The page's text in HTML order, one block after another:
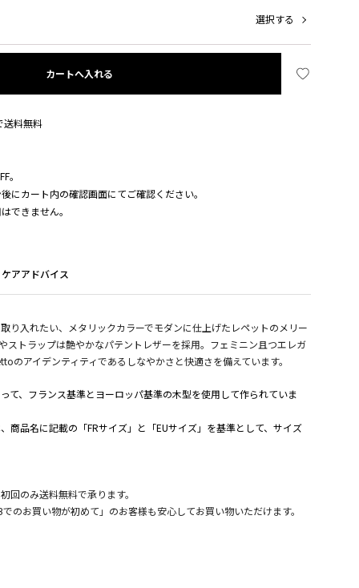
選択する
カートへ入れる
送料無料
。
にカート内の確認画面にてご確認ください。
できません。
ケアアドバイス
り入れたい、メタリックカラーでモダンに仕上げたレペットのメリー
ストラップは艶やかなパテントレザーを採用。フェミニン且つエレガ
のアイデンティティであるしなやかさと快適さを備えています。
て、フランス基準とヨーロッパ基準の木型を使用して作られていま
商品名に記載の「FRサイズ」と「EUサイズ」を基準として、サイズ
回のみ送料無料で承ります。
でのお買い物が初めて」のお客様も安心してお買い物いただけます。